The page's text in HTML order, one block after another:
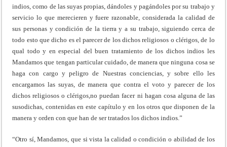
indios, como de las suyas propias, dándoles y pagándoles por su trabajo y
servicio lo que merecieren y fuere razonable, considerada la calidad de
sus personas y condición de la tierra y a su trabajo, siguiendo cerca de
todo esto que dicho es el parecer de los dichos religiosos o clérigos, de lo
qual todo y en especial del buen tratamiento de los dichos indios les
Mandamos que tengan particular cuidado, de manera que ninguna cosa se
haga con cargo y peligro de Nuestras conciencias, y sobre ello les
encargamos las suyas, de manera que contra el voto y parecer de los
dichos religiosos o clérigos,no puedan facer ni hagan cosa alguna de las
susodichas, contenidas en este capítulo y en los otros que disponen de la
manera y orden con que han de ser tratados los dichos indios.”
“Otro sí, Mandamos, que si vista la calidad o condición o abilidad de los